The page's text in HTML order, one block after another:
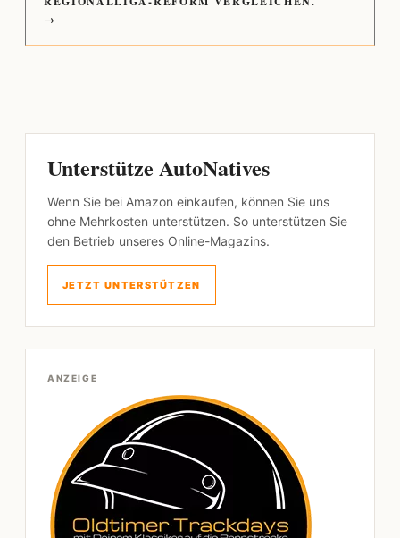
→
Unterstütze AutoNatives
Wenn Sie bei Amazon einkaufen, können Sie uns
ohne Mehrkosten unterstützen. So unterstützen Sie
den Betrieb unseres Online-Magazins.
JETZT UNTERSTÜTZEN
ANZEIGE